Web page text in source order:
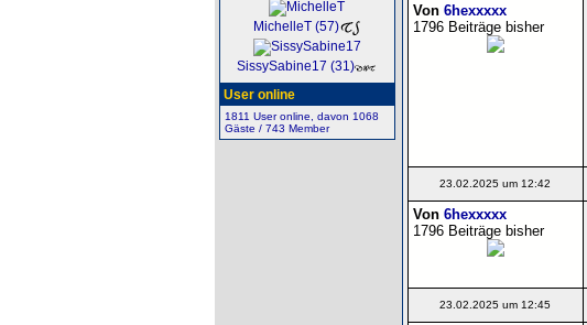
MichelleT (57)
SissySabine17 (31)
User online
1811 User online, davon 1068
Gäste / 743 Member
Von 6hexxxxx
1796 Beiträge bisher
23.02.2025 um 12:42
Von 6hexxxxx
1796 Beiträge bisher
23.02.2025 um 12:45